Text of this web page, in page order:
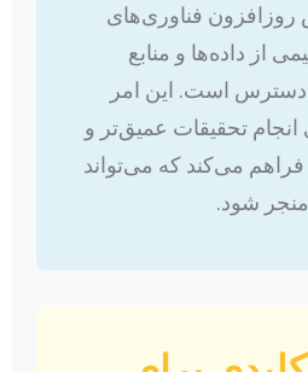
روزافزون فناوری‌های
از داده‌ها و منابع
دسترس است. این امر
تحقیقات عمیق‌تر و
می‌کند که می‌تواند
منجر شود.